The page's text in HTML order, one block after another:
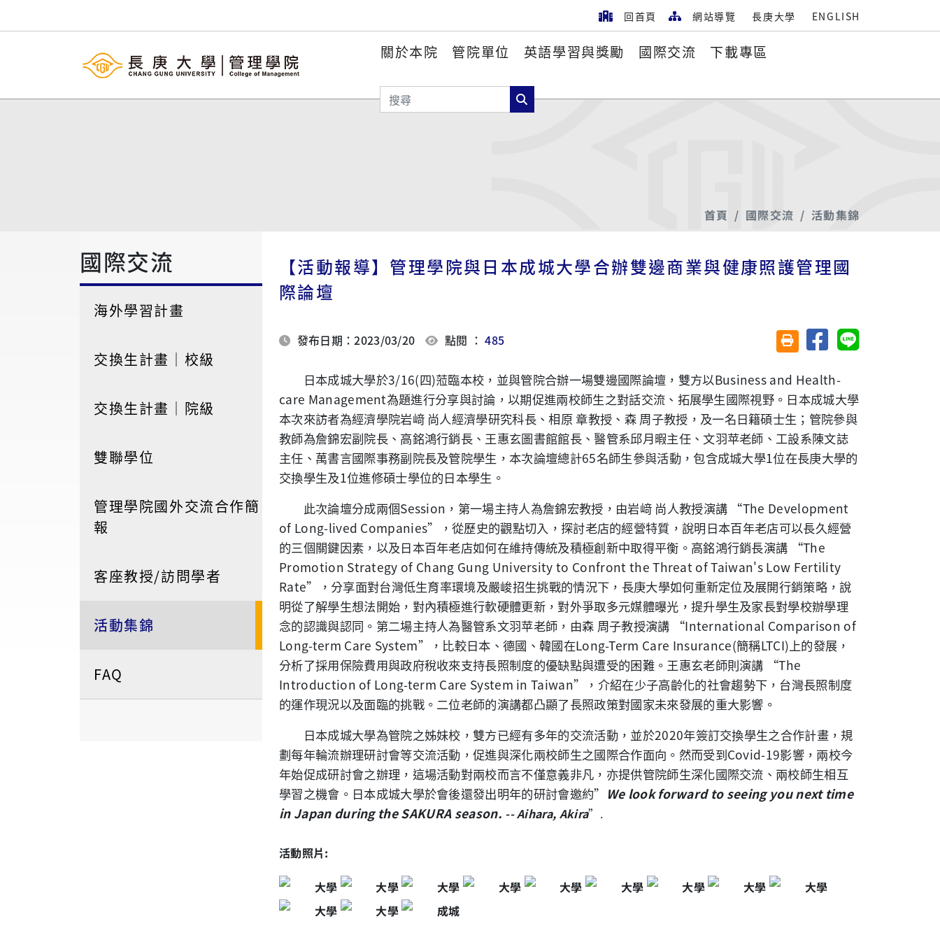
回首頁 網站導覽 長庚大學 ENGLISH
關於本院 管院單位 英語學習與獎勵 國際交流 下載專區
搜尋
首頁 國際交流 活動集錦
國際交流
海外學習計畫
交換生計畫│校級
交換生計畫│院級
雙聯學位
管理學院國外交流合作簡
報
客座教授/訪問學者
活動集錦
FAQ
【活動報導】管理學院與日本成城大學合辦雙邊商業與健康照護管理國
際論壇
發布日期：2023/03/20 點閱 ：485 友善列印(另開視窗)
分享至臉書分享至 Line
日本成城大學於3/16(四)蒞臨本校，並與管院合辦一場雙邊國際論壇，雙方以Business and Health-
care Management為題進行分享與討論 ，以期促進兩校師生之對話交流、拓展學生國際視野。日本成城大學
本次來訪者為經濟學院岩﨑 尚人經濟學研究科長、相原章教授、森 周子教授，及一名日籍碩士生；管院參與
教師為詹錦宏副院長、高銘鴻行銷長、王惠玄圖書館館長、醫管系邱月暇主任、 文羽苹老師、 工設系陳文誌
主任、 萬書言國際事務副院長及管院學生，本次論壇總計65名師生參與活動，包含成城大學1位在長庚大學的
交換學生及1位進修碩士學位的日本學生。
此次論壇分成兩個Session ，第一場主持人為詹錦宏教授，由岩﨑 尚人教授演講 “The Development
of Long-lived Companies”
，從歷史的觀點切入，探討老店的經營特質，說明日本百年老店可以長久經營
的三個關鍵因素，以及日本百年老店如何在維持傳統及積極創新中取得平衡。高銘鴻行銷長演講 “The
Promotion Strategy of Chang Gung University to Confront the Threat of Taiwan's Low Fertility
Rate”
，分享面對台灣低生育率環境及嚴峻招生挑戰的情況下，長庚大學如何重新定位及展開行銷策略，說
明從了解學生想法開始，對內積極進行軟硬體更新，對外爭取多元媒體曝光，提升學生及家長對學校辦學理
念的認識與認同。第二場主持人為醫管系文羽苹老師，由森 周子教授演講 “International Comparison of
Long-term Care System”
，比較日本、德國、韓國在Long-Term Care Insurance(簡稱LTCI)上的發展，
分析了採用保險費用與政府稅收來支持長照制度的優缺點與遭受的困難。王惠玄老師則演講 “The
Introduction of Long-term Care System in Taiwan”
，介紹在少子高齡化的社會趨勢下，台灣長照制度
的運作現況以及面臨的挑戰。二位老師的演講都凸顯了長照政策對國家未來發展的重大影響。
日本成城大學為管院之姊妹校，雙方已經有多年的交流活動，並於2020年簽訂交換學生之合作計畫，規
劃每年輪流辦理研討會等交流活動，促進與深化兩校師生之國際合作面向。然而受到Covid-19影響，兩校今
年始促成研討會之辦理，這場活動對兩校而言不僅意義非凡，亦提供管院師生深化國際交流、兩校師生相互
學習之機會。日本成城大學於會後還發出明年的研討會邀約” We look forward to seeing you next time
in Japan during the SAKURA season. -- Aihara, Akira”.
活動照片: